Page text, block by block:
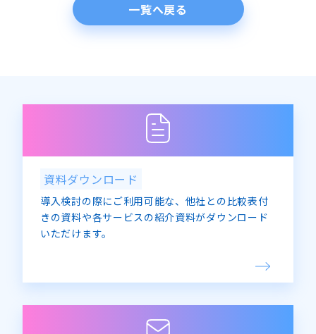
一覧へ戻る
資料ダウンロード
導入検討の際にご利用可能な、他社との比較表付
きの資料や各サービスの紹介資料がダウンロード
いただけます。